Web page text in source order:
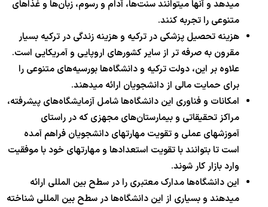
میدهد و آنها میتوانند سنت‌ها، آدام و رسوم، زبان‌ها و غذاهای
متنوعی را تجربه کنند.
هزینه تحصیل پزشکی در ترکیه و هزینه زندگی در ترکیه بسیار
مقرون به صرفه تر از سایر کشورهای اروپایی و آمریکایی است.
علاوه بر این، دولت ترکیه و دانشگاه‌ها بورسیه‌های متنوعی را
برای حمایت مالی از دانشجویان ارائه میدهند.
امکانات و فناوری این دانشگاه‌ها شامل آزمایشگاه‌های پیشرفته،
مراکز تحقیقاتی و بیمارستان‌های مجهزی که در راستای
آموزشهای عملی و تقویت مهارتهای دانشجویان فراهم آمده
است تا بتوانند با تقویت استعدادها و مهارتهای خود با موفقیت
وارد بازار کار شوند.
این دانشگاه‌ها مدارک معتبری را در سطح بین المللی ارائه
میدهند و بسیاری از این دانشگاه‌ها در سطح بین المللی شناخته